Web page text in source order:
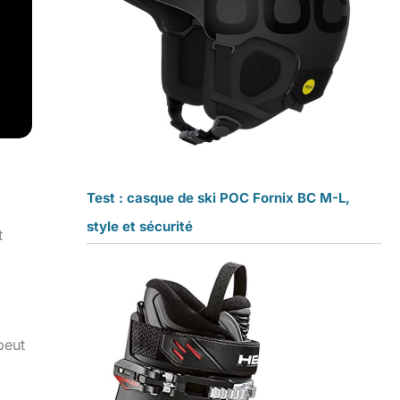
Test : casque de ski POC Fornix BC M-L,
style et sécurité